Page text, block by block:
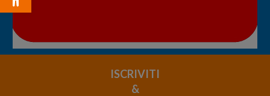
ISCRIVITI
&